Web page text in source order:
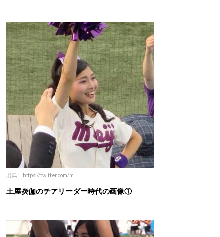
出典：https://twitter.com/m
土屋炎伽のチアリーダー時代の画像①